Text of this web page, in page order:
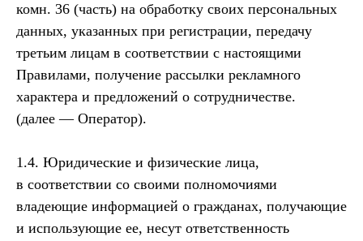
комн. 36 (часть) на обработку своих персональных
данных, указанных при регистрации, передачу
третьим лицам в соответствии с настоящими
Правилами, получение рассылки рекламного
характера и предложений о сотрудничестве.
(далее — Оператор).
1.4. Юридические и физические лица,
в соответствии со своими полномочиями
владеющие информацией о гражданах, получающие
и использующие ее, несут ответственность